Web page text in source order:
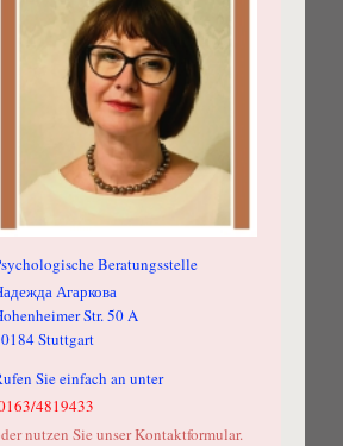
Beratungsstelle
Агаркова
Str. 50 A
Stuttgart
Sie einfach an unter
4819433
nutzen Sie unser Kontaktformular.